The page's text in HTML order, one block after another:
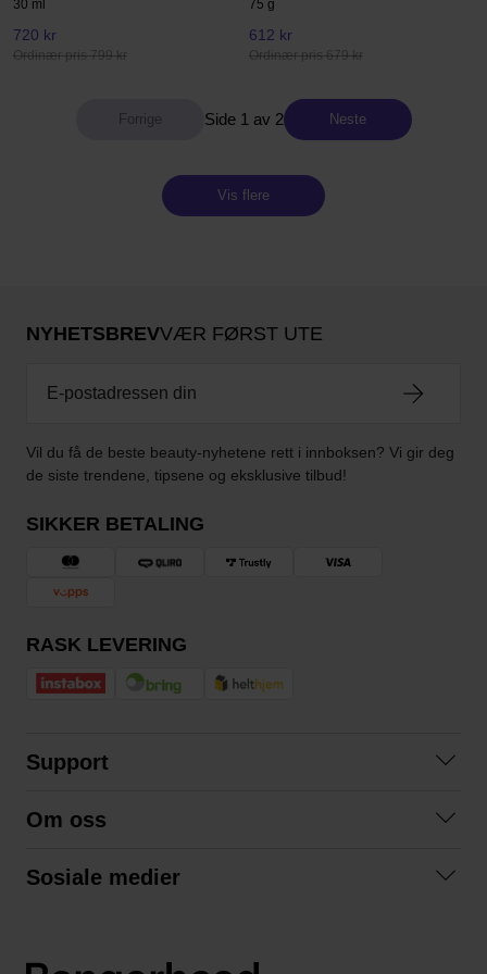
30 ml
720 kr
Ordinær pris 799 kr
75 g
612 kr
Ordinær pris 679 kr
Side 1 av 2 Neste
Vis flere
NYHETSBREVVÆR FØRST UTE
Vil du få de beste beauty-nyhetene rett i innboksen? Vi gir deg
de siste trendene, tipsene og eksklusive tilbud!
SIKKER BETALING
RASK LEVERING
Support
Kjøpsvilkår
Om oss
Sosiale medier